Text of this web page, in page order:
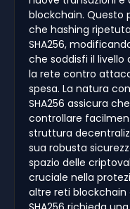
blockchain. Questo
che hashing
SHA256,
che soddisfi il
la rete contro
spesa. La natura
SHA256 assicura
controllare
struttura
sua robusta
spazio delle
cruciale nella
altre reti blockchain